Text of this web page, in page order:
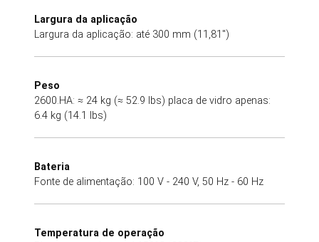
Largura da aplicação
Largura da aplicação: até 300 mm (11,81")
Peso
2600.HA: ≈ 24 kg (≈ 52.9 lbs) placa de vidro apenas:
6.4 kg (14.1 lbs)
Bateria
Fonte de alimentação: 100 V - 240 V, 50 Hz - 60 Hz
Temperatura de operação